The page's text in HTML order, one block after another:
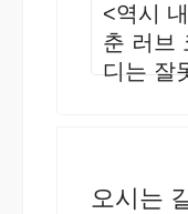
<역시
춘 러브
디는 잘
오시는